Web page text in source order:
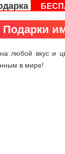
любой вкус и
в мире!